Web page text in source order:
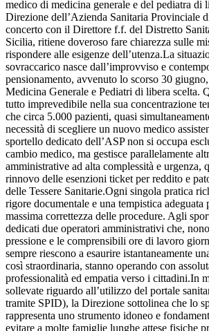
medico di medicina generale e del pediatra di
Direzione dell’Azienda Sanitaria Provinciale
concerto con il Direttore f.f. del Distretto
Sicilia, ritiene doveroso fare chiarezza sulle
rispondere alle esigenze dell’utenza.La
sovraccarico nasce dall’improvviso e
pensionamento, avvenuto lo scorso 30
Medicina Generale e Pediatri di libera scelta.
tutto imprevedibile nella sua concentrazione
che circa 5.000 pazienti, quasi
necessità di scegliere un nuovo medico
sportello dedicato dell’ASP non si occupa
cambio medico, ma gestisce parallelamente
amministrative ad alta complessità e urgenza,
rinnovo delle esenzioni ticket per reddito e
delle Tessere Sanitarie.Ogni singola pratica
rigore documentale e una tempistica adeguata
massima correttezza delle procedure. Agli
dedicati due operatori amministrativi che,
pressione e le comprensibili ore di lavoro
sempre riescono a esaurire istantaneamente
così straordinaria, stanno operando con
professionalità ed empatia verso i cittadini.In
sollevate riguardo all’utilizzo del portale
tramite SPID), la Direzione sottolinea che lo
rappresenta uno strumento idoneo e
evitare a molte famiglie lunghe attese fisiche